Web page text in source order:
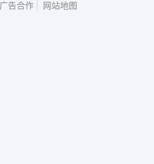
广告合作 网站地图